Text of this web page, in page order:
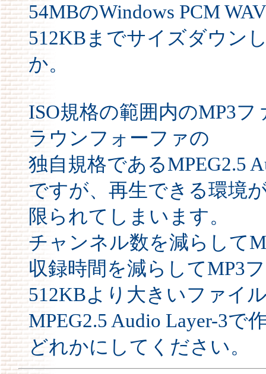
54MBのWindows PCM
512KBまでサイズダウン
か。
ISO規格の範囲内のMP3
ラウンフォーファの
独自規格であるMPEG2.5
ですが、再生できる環境
限られてしまいます。
チャンネル数を減らして
収録時間を減らしてMP3
512KBより大きいファイ
MPEG2.5 Audio Layer-3で
どれかにしてください。